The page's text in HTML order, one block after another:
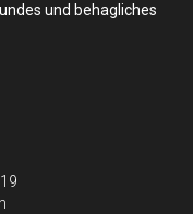
und behagliches